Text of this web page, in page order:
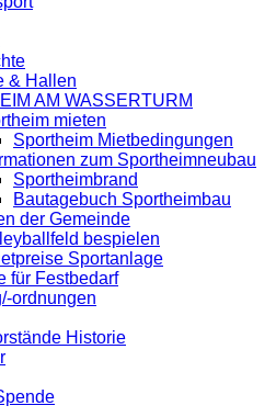
& Hallen
AM WASSERTURM
mieten
Sportheim Mietbedingungen
zum Sportheimneubau
Sportheimbrand
Bautagebuch Sportheimbau
der Gemeinde
bespielen
Sportanlage
für Festbedarf
ordnungen
Historie